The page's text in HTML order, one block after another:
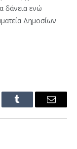
δάνεια ενώ
Δημοσίων
Tumblr Email